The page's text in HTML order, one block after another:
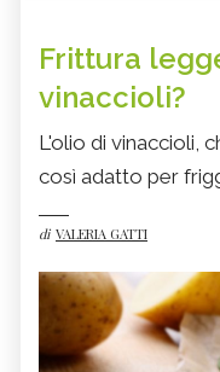
Frittura
vinaccioli?
L'olio di vinaccioli,
così adatto per
di VALERIA GATTI